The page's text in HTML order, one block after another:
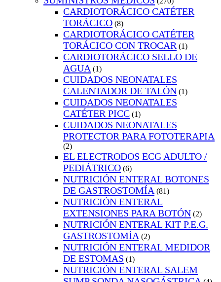
CARDIOTORÁCICO CATÉTER
TORÁCICO (8)
CARDIOTORÁCICO CATÉTER
TORÁCICO CON TROCAR (1)
CARDIOTORÁCICO SELLO DE
AGUA (1)
CUIDADOS NEONATALES
CALENTADOR DE TALÓN (1)
CUIDADOS NEONATALES
CATÉTER PICC (1)
CUIDADOS NEONATALES
PROTECTOR PARA FOTOTERAPIA
(2)
EL ELECTRODOS ECG ADULTO /
PEDIÁTRICO (6)
NUTRICIÓN ENTERAL BOTONES
DE GASTROSTOMÍA (81)
NUTRICIÓN ENTERAL
EXTENSIONES PARA BOTÓN (2)
NUTRICIÓN ENTERAL KIT P.E.G.
GASTROSTOMÍA (2)
NUTRICIÓN ENTERAL MEDIDOR
DE ESTOMAS (1)
NUTRICIÓN ENTERAL SALEM